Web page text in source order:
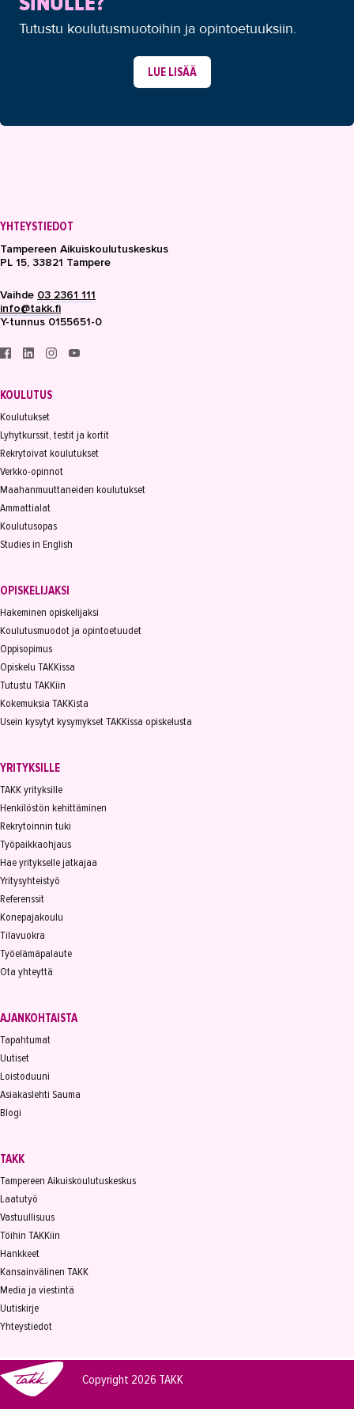
Tutustu koulutusmuotoihin ja opintoetuuksiin.
LUE LISÄÄ
YHTEYSTIEDOT
Tampereen Aikuiskoulutuskeskus
PL 15, 33821 Tampere
Vaihde 03 2361 111
info@takk.fi
Y-tunnus 0155651-0
KOULUTUS
Koulutukset
Lyhytkurssit, testit ja kortit
Rekrytoivat koulutukset
Verkko-opinnot
Maahanmuuttaneiden koulutukset
Ammattialat
Koulutusopas
Studies in English
OPISKELIJAKSI
Hakeminen opiskelijaksi
Koulutusmuodot ja opintoetuudet
Oppisopimus
Opiskelu TAKKissa
Tutustu TAKKiin
Kokemuksia TAKKista
Usein kysytyt kysymykset TAKKissa opiskelusta
YRITYKSILLE
TAKK yrityksille
Henkilöstön kehittäminen
Rekrytoinnin tuki
Työpaikkaohjaus
Hae yritykselle jatkajaa
Yritysyhteistyö
Referenssit
Konepajakoulu
Tilavuokra
Työelämäpalaute
Ota yhteyttä
AJANKOHTAISTA
Tapahtumat
Uutiset
Loistoduuni
Asiakaslehti Sauma
Blogi
TAKK
Tampereen Aikuiskoulutuskeskus
Laatutyö
Vastuullisuus
Töihin TAKKiin
Hankkeet
Kansainvälinen TAKK
Media ja viestintä
Uutiskirje
Yhteystiedot
Copyright 2026 TAKK